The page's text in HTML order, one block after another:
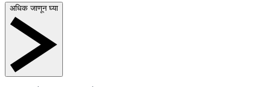
अधिक जाणून घ्या